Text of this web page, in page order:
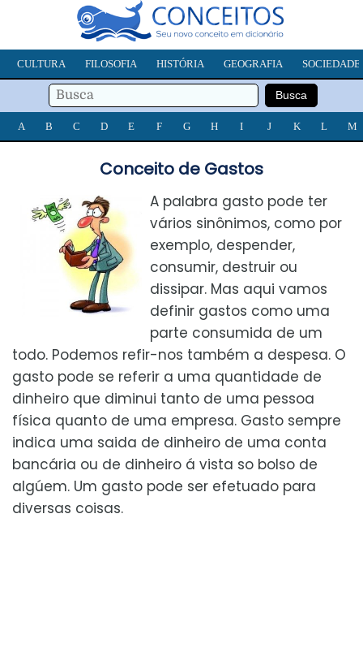
CULTURA FILOSOFIA HISTÓRIA GEOGRAFIA SOCIEDADE
A B C D E F G H I J K L M
Conceito de Gastos
A palabra gasto pode ter
vários sinônimos, como por
exemplo, despender,
consumir, destruir ou
dissipar. Mas aqui vamos
definir gastos como uma
parte consumida de um
todo. Podemos refir-nos também a despesa. O
gasto pode se referir a uma quantidade de
dinheiro que diminui tanto de uma pessoa
física quanto de uma empresa. Gasto sempre
indica uma saida de dinheiro de uma conta
bancária ou de dinheiro á vista so bolso de
algúem. Um gasto pode ser efetuado para
diversas coisas.